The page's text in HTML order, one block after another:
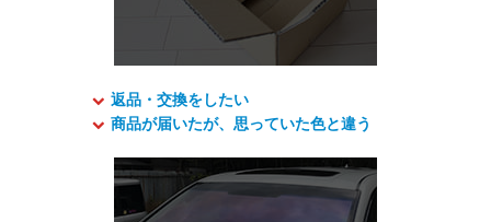
返品・交換をしたい
商品が届いたが、思っていた色と違う